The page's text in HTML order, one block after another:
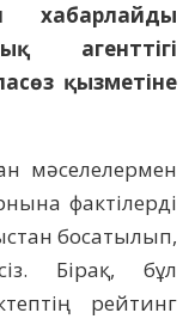
хабарлайды
агенттігі
қызметіне
мәселелермен
фактілерді
босатылып,
Бірақ, бұл
рейтинг